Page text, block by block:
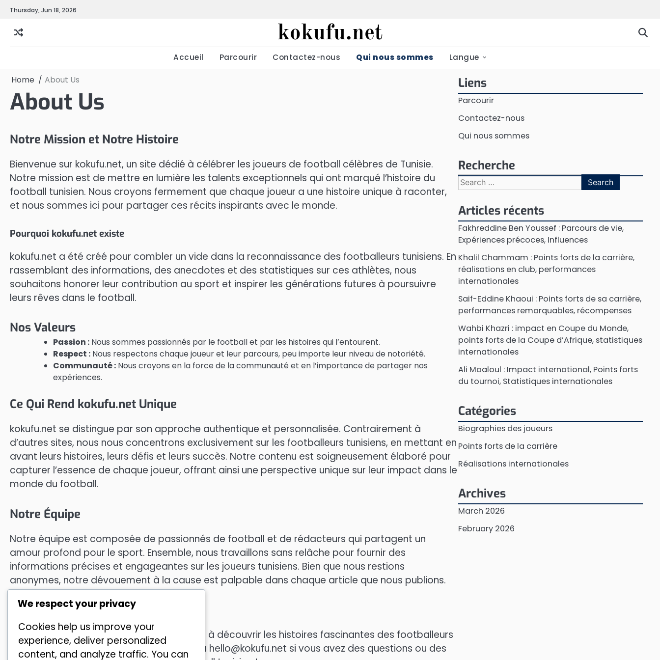
Skip
content
Thursday, Jun 18, 2026
kokufu.net
Accueil Parcourir Contactez-nous Qui nous sommes Langue
Home About Us
About Us
Notre Mission et Notre Histoire
Bienvenue sur kokufu.net, un site dédié à célébrer les joueurs de football célèbres de Tunisie.
Notre mission est de mettre en lumière les talents exceptionnels qui ont marqué l’histoire du
football tunisien. Nous croyons fermement que chaque joueur a une histoire unique à raconter,
et nous sommes ici pour partager ces récits inspirants avec le monde.
Pourquoi kokufu.net existe
kokufu.net a été créé pour combler un vide dans la reconnaissance des footballeurs tunisiens. En
rassemblant des informations, des anecdotes et des statistiques sur ces athlètes, nous
souhaitons honorer leur contribution au sport et inspirer les générations futures à poursuivre
leurs rêves dans le football.
Nos Valeurs
Passion : Nous sommes passionnés par le football et par les histoires qui l’entourent.
Respect : Nous respectons chaque joueur et leur parcours, peu importe leur niveau de notoriété.
Communauté : Nous croyons en la force de la communauté et en l’importance de partager nos
expériences.
Ce Qui Rend kokufu.net Unique
kokufu.net se distingue par son approche authentique et personnalisée. Contrairement à
d’autres sites, nous nous concentrons exclusivement sur les footballeurs tunisiens, en mettant en
avant leurs histoires, leurs défis et leurs succès. Notre contenu est soigneusement élaboré pour
capturer l’essence de chaque joueur, offrant ainsi une perspective unique sur leur impact dans le
monde du football.
Notre Équipe
Notre équipe est composée de passionnés de football et de rédacteurs qui partagent un
amour profond pour le sport. Ensemble, nous travaillons sans relâche pour fournir des
informations précises et engageantes sur les joueurs tunisiens. Bien que nous restions
anonymes, notre dévouement à la cause est palpable dans chaque article que nous publions.
Rejoignez-Nous
Nous vous invitons à explorer kokufu.net et à découvrir les histoires fascinantes des footballeurs
tunisiens. N’hésitez pas à nous contacter à hello@kokufu.net si vous avez des questions ou des
Liens
Parcourir
Contactez-nous
Qui nous sommes
Recherche
Search
for:
Articles récents
Fakhreddine Ben Youssef : Parcours de vie,
Expériences précoces, Influences
Khalil Chammam : Points forts de la carrière,
réalisations en club, performances
internationales
Saif-Eddine Khaoui : Points forts de sa carrière,
performances remarquables, récompenses
Wahbi Khazri : impact en Coupe du Monde,
points forts de la Coupe d’Afrique, statistiques
internationales
Ali Maaloul : Impact international, Points forts
du tournoi, Statistiques internationales
Catégories
Biographies des joueurs
Points forts de la carrière
Réalisations internationales
Archives
March 2026
February 2026
We respect your privacy
Cookies help us improve your
experience, deliver personalized
content, and analyze traffic. You can